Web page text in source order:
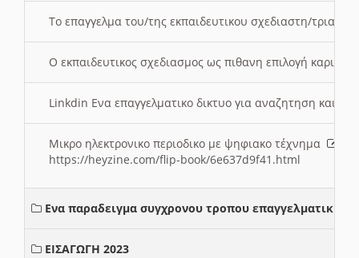
Το επαγγελμα του/της εκπαιδευτικου σχεδιαστη/τριας
Ο εκπαιδευτικος σχεδιασμος ως πιθανη επιλογή
Linkdin Ενα επαγγελματικο δικτυο για αναζητηση και
Μικρο ηλεκτρονικο περιοδικο με ψηφιακο τέχνημα
https://heyzine.com/flip-book/6e637d9f41.html
Ενα παραδειγμα συγχρονου τροπου επαγγελματικης
ΕΙΣΑΓΩΓΗ 2023